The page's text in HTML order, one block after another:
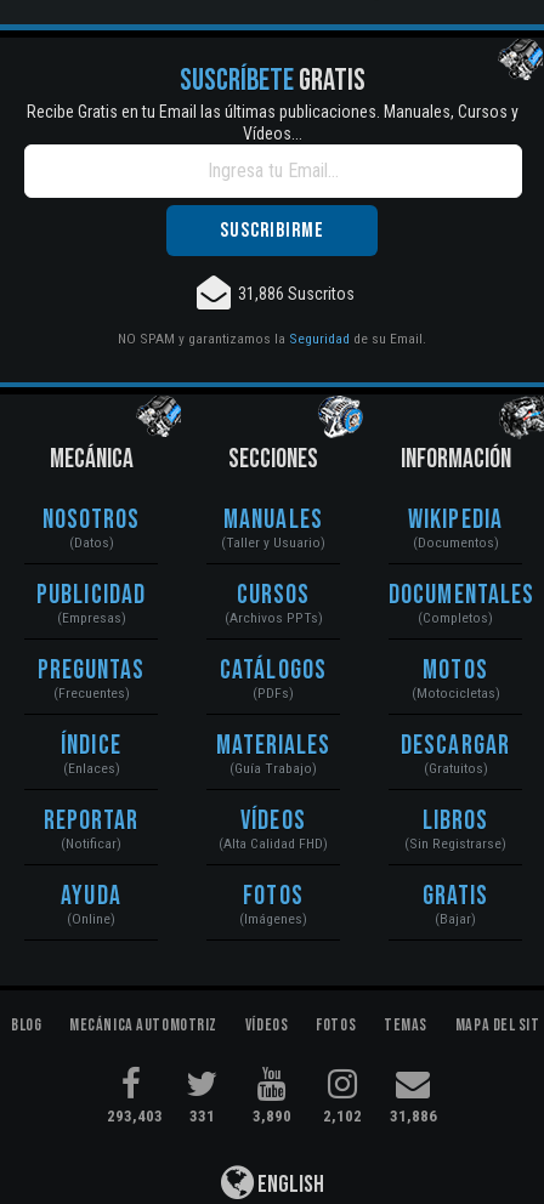
SUSCRÍBETEGRATIS
Recibe Gratis en tu Email las últimas publicaciones. Manuales, Cursos y
Vídeos...
31,886 Suscritos
NO SPAM y garantizamos la Seguridad de su Email.
MECÁNICA
Nosotros
(Datos)
Publicidad
(Empresas)
Preguntas
(Frecuentes)
Índice
(Enlaces)
Reportar
(Notificar)
Ayuda
(Online)
SECCIONES
Manuales
(Taller y Usuario)
Cursos
(Archivos PPTs)
Catálogos
(PDFs)
Materiales
(Guía Trabajo)
Vídeos
(Alta Calidad FHD)
Fotos
(Imágenes)
INFORMACIÓN
Wikipedia
(Documentos)
Documentales
(Completos)
Motos
(Motocicletas)
Descargar
(Gratuitos)
Libros
(Sin Registrarse)
Gratis
(Bajar)
Blog Mecánica Automotriz Vídeos Fotos Temas Mapa del
293,403 331 3,890 2,102 31,886
English